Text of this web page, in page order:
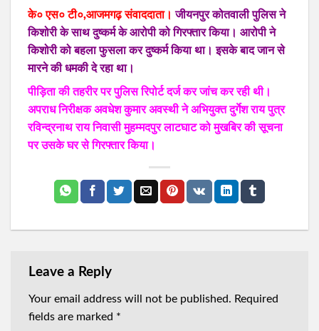
के० एस० टी०,आजमगढ़ संवाददाता। जीयनपुर कोतवाली पुलिस ने
किशोरी के साथ दुष्कर्म के आरोपी को गिरफ्तार किया। आरोपी ने
किशोरी को बहला फुसला कर दुष्कर्म किया था। इसके बाद जान से
मारने की धमकी दे रहा था।
पीड़िता की तहरीर पर पुलिस रिपोर्ट दर्ज कर जांच कर रही थी।
अपराध निरीक्षक अवधेश कुमार अवस्थी ने अभियुक्त दुर्गेश राय पुत्र
रविन्द्रनाथ राय निवासी मुहम्मदपुर लाटघाट को मुखबिर की सूचना
पर उसके घर से गिरफ्तार किया।
Leave a Reply
Your email address will not be published. Required
fields are marked *